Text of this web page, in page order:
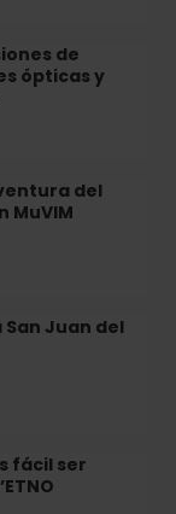
de
ópticas y
del
MuVIM
Juan del
fácil ser